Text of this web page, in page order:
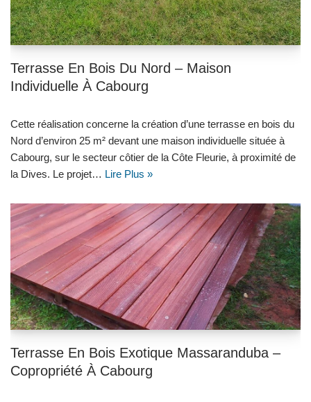
Terrasse En Bois Du Nord – Maison
Individuelle À Cabourg
Cette réalisation concerne la création d’une terrasse en bois du
Nord d’environ 25 m² devant une maison individuelle située à
Cabourg, sur le secteur côtier de la Côte Fleurie, à proximité de
la Dives. Le projet… Lire Plus »
Terrasse En Bois Exotique Massaranduba –
Copropriété À Cabourg